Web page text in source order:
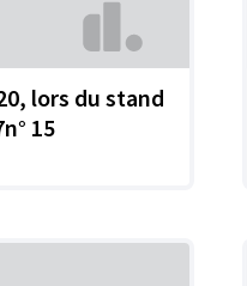
lors du stand
15